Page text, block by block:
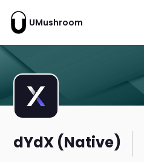
UMushroom
dYdX (Native)